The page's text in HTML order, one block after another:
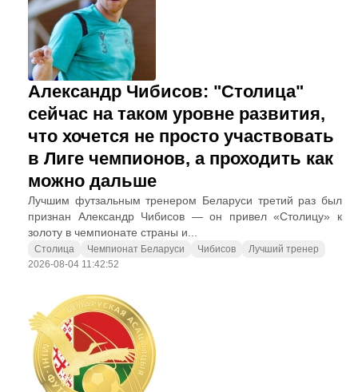
Александр Чибисов: "Столица"
сейчас на таком уровне развития,
что хочется не просто участвовать
в Лиге чемпионов, а проходить как
можно дальше
Лучшим футзальным тренером Беларуси третий раз был
признан Александр Чибисов — он привел «Столицу» к
золоту в чемпионате страны и...
Столица Чемпионат Беларуси Чибисов
Лучший тренер
2026-08-04 11:42:52